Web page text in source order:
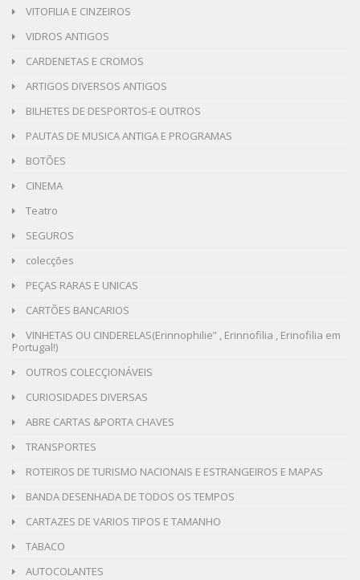
VITOFILIA E CINZEIROS
VIDROS ANTIGOS
CARDENETAS E CROMOS
ARTIGOS DIVERSOS ANTIGOS
BILHETES DE DESPORTOS-E OUTROS
PAUTAS DE MUSICA ANTIGA E PROGRAMAS
BOTÕES
CINEMA
Teatro
SEGUROS
colecções
PEÇAS RARAS E UNICAS
CARTÕES BANCARIOS
VINHETAS OU CINDERELAS(Erinnophilie” , Erinnofilia , Erinofilia em
Portugal!)
OUTROS COLECÇIONÁVEIS
CURIOSIDADES DIVERSAS
ABRE CARTAS &PORTA CHAVES
TRANSPORTES
ROTEIROS DE TURISMO NACIONAIS E ESTRANGEIROS E MAPAS
BANDA DESENHADA DE TODOS OS TEMPOS
CARTAZES DE VARIOS TIPOS E TAMANHO
TABACO
AUTOCOLANTES